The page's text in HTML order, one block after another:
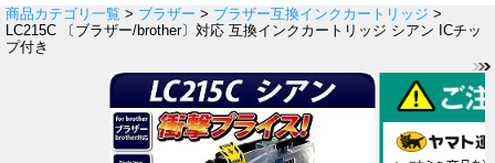
商品カテゴリ一覧 > ブラザー > ブラザー互換インクカートリッジ >
LC215C 〔ブラザー/brother〕対応 互換インクカートリッジ シアン ICチッ
プ付き